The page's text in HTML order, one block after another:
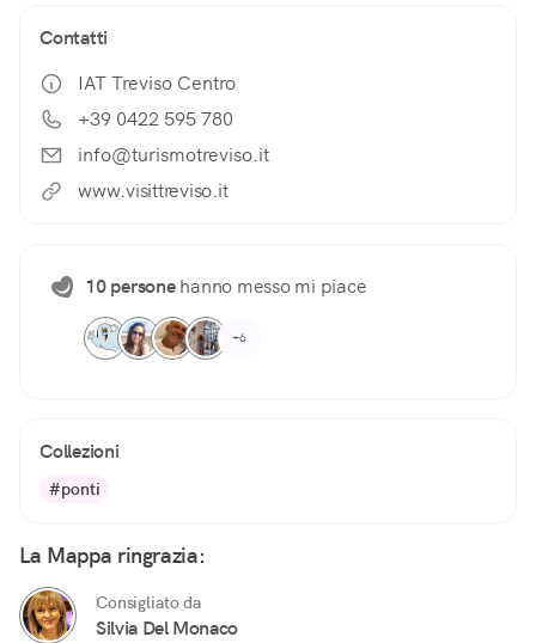
Contatti
IAT Treviso Centro
+39 0422 595 780
info@turismotreviso.it
www.visittreviso.it
10 personehanno messo mi piace
+6
Collezioni
#ponti
La Mappa ringrazia:
Consigliato da
Silvia Del Monaco